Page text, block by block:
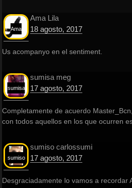
Ama
Ama Lila
18 agosto, 2017
Us acompanyo en el sentiment.
sumisa
sumisa meg
17 agosto, 2017
Completamente de acuerdo
con todos aquellos en los que ocurren
sumiso
sumiso carlossumi
17 agosto, 2017
Desgraciadamente lo vamos a recordar